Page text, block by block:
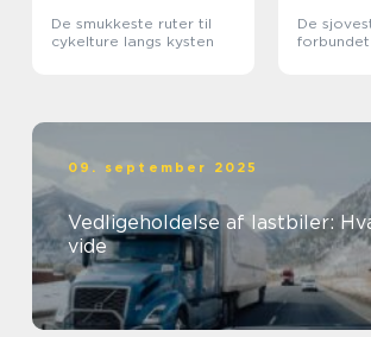
De smukkeste ruter til
cykelture langs kysten
De
09. september 2025
Vedligeholdelse af lastbiler:
vide